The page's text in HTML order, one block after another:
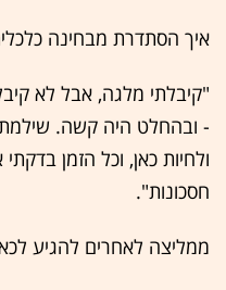
איך הסתדרת מבחינה
"קיבלתי מלגה, אבל לא
- ובהחלט היה קשה.
ולחיות כאן, וכל הזמן
חסכונות".
ממליצה לאחרים להגיע